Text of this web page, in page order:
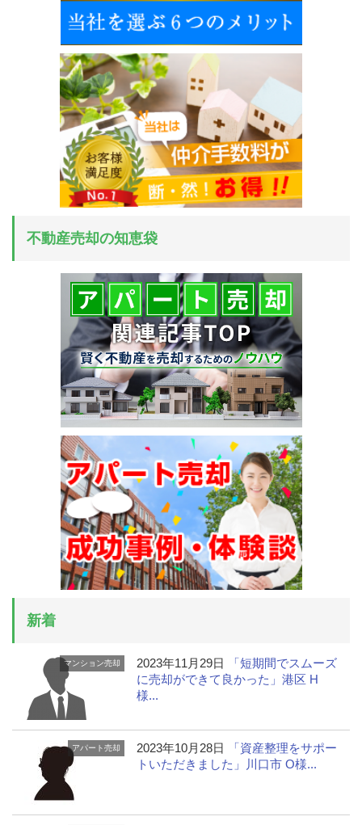
不動産売却の知恵袋
新着
マンション売却 2023年11月29日
「短期間でスムーズ
に売却ができて良かった」港区 H
様...
アパート売却 2023年10月28日
「資産整理をサポー
トいただきました」川口市 O様...